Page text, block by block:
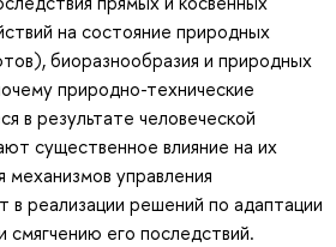
на состояние природных
биоразнообразия и природных
природно-технические
в результате человеческой
существенное влияние на их
механизмов управления
в реализации решений по адаптации
смягчению его последствий.